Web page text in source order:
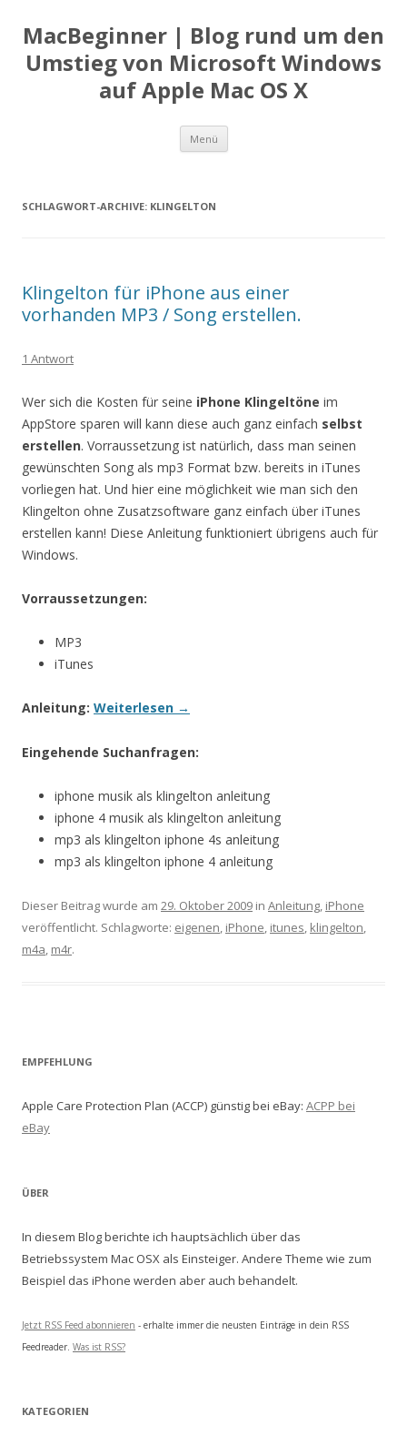
MacBeginner | Blog rund um den
Umstieg von Microsoft Windows
auf Apple Mac OS X
Menü Zum
springen
SCHLAGWORT-ARCHIVE: KLINGELTON
Klingelton für iPhone aus einer
vorhanden MP3 / Song erstellen.
1 Antwort
Wer sich die Kosten für seine iPhone Klingeltöne im
AppStore sparen will kann diese auch ganz einfach selbst
erstellen. Vorraussetzung ist natürlich, dass man seinen
gewünschten Song als mp3 Format bzw. bereits in iTunes
vorliegen hat. Und hier eine möglichkeit wie man sich den
Klingelton ohne Zusatzsoftware ganz einfach über iTunes
erstellen kann! Diese Anleitung funktioniert übrigens auch für
Windows.
Vorraussetzungen:
MP3
iTunes
Anleitung: Weiterlesen →
Eingehende Suchanfragen:
iphone musik als klingelton anleitung
iphone 4 musik als klingelton anleitung
mp3 als klingelton iphone 4s anleitung
mp3 als klingelton iphone 4 anleitung
Dieser Beitrag wurde am 29. Oktober 2009 in Anleitung, iPhone
veröffentlicht. Schlagworte: eigenen, iPhone, itunes, klingelton,
m4a, m4r.
EMPFEHLUNG
Apple Care Protection Plan (ACCP) günstig bei eBay: ACPP bei
eBay
ÜBER
In diesem Blog berichte ich hauptsächlich über das
Betriebssystem Mac OSX als Einsteiger. Andere Theme wie zum
Beispiel das iPhone werden aber auch behandelt.
Jetzt RSS Feed abonnieren - erhalte immer die neusten Einträge in dein RSS
Feedreader. Was ist RSS?
KATEGORIEN